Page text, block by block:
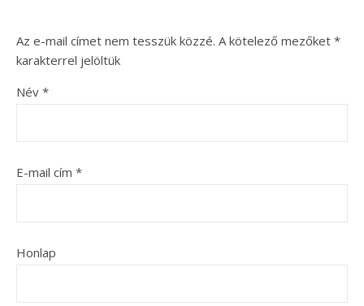
Az e-mail címet nem tesszük közzé. A kötelező mezőket *
karakterrel jelöltük
Név *
E-mail cím *
Honlap